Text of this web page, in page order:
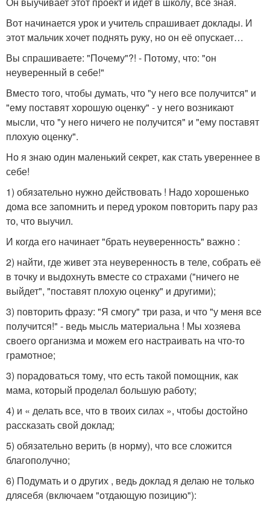
Вот начинается урок и учитель спрашивает доклады. И
этот мальчик хочет поднять руку, но он её опускает…
Вы спрашиваете: "Почему"?! - Потому, что: "он
неуверенный в себе!"
Вместо того, чтобы думать, что "у него все получится" и
"ему поставят хорошую оценку" - у него возникают
мысли, что "у него ничего не получится" и "ему поставят
плохую оценку".
Но я знаю один маленький секрет, как стать увереннее в
себе!
1) обязательно нужно действовать ! Надо хорошенько
дома все запомнить и перед уроком повторить пару раз
то, что выучил.
И когда его начинает "брать неуверенность" важно :
2) найти, где живет эта неуверенность в теле, собрать её
в точку и выдохнуть вместе со страхами ("ничего не
выйдет", "поставят плохую оценку" и другими);
3) повторить фразу: "Я смогу" три раза, и что "у меня все
получится!" - ведь мысль материальна ! Мы хозяева
своего организма и можем его настраивать на что-то
грамотное;
3) порадоваться тому, что есть такой помощник, как
мама, который проделал большую работу;
4) и « делать все, что в твоих силах », чтобы достойно
рассказать свой доклад;
5) обязательно верить (в норму), что все сложится
благополучно;
6) Подумать и о других , ведь доклад я делаю не только
длясебя (включаем "отдающую позицию"):